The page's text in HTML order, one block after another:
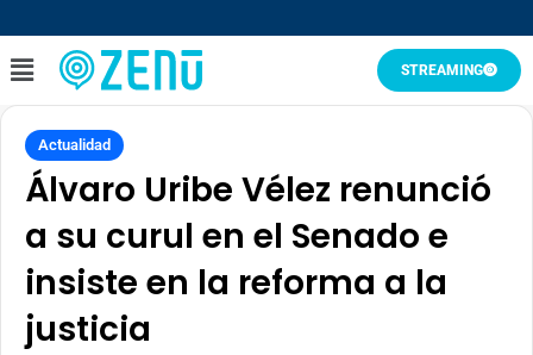
STREAMING
Actualidad
Álvaro Uribe Vélez renunció
a su curul en el Senado e
insiste en la reforma a la
justicia